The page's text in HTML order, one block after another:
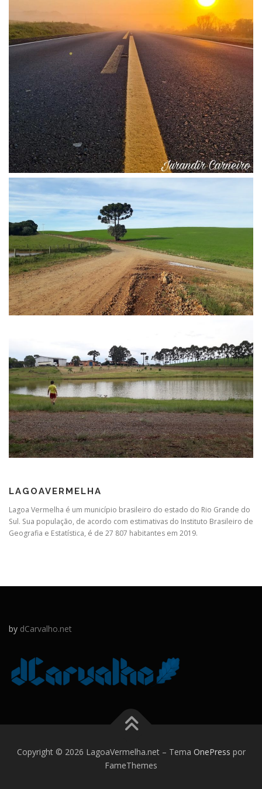
LAGOAVERMELHA
Lagoa Vermelha é um município brasileiro do estado do Rio Grande do
Sul. Sua população, de acordo com estimativas do Instituto Brasileiro de
Geografia e Estatística, é de 27 807 habitantes em 2019.
by dCarvalho.net
Copyright © 2026 LagoaVermelha.net – Tema OnePress por
FameThemes